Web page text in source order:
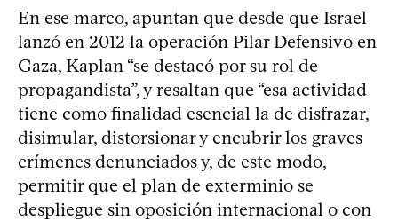
En ese marco, apuntan que desde que Israel
lanzó en 2012 la operación Pilar Defensivo en
Gaza, Kaplan “se destacó por su rol de
propagandista”, y resaltan que “esa actividad
tiene como finalidad esencial la de disfrazar,
disimular, distorsionar y encubrir los graves
crímenes denunciados y, de este modo,
permitir que el plan de exterminio se
despliegue sin oposición internacional o con